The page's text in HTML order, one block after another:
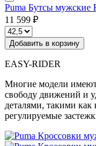
Puma Бутсы
11 599 ₽
Добавить в корзину
EASY-RIDER
Многие модели имеют
свободу движений и
деталями, такими
регулируемые